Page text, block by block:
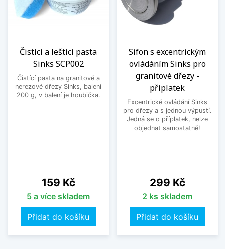
Čistící a leštící pasta
Sinks SCP002
Čistící pasta na granitové a
nerezové dřezy Sinks, balení
200 g, v balení je houbička.
Cena
159 Kč
5 a více skladem
Přidat do košíku
Sifon s excentrickým
ovládáním Sinks pro
granitové dřezy -
příplatek
Excentrické ovládání Sinks
pro dřezy a s jednou výpustí.
Jedná se o příplatek, nelze
objednat samostatně!
Cena
299 Kč
2 ks skladem
Přidat do košíku